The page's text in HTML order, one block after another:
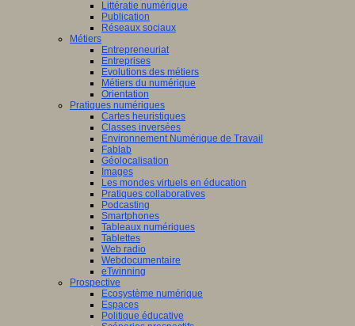
Littératie numérique
Publication
Réseaux sociaux
Métiers
Entrepreneuriat
Entreprises
Evolutions des métiers
Métiers du numérique
Orientation
Pratiques numériques
Cartes heuristiques
Classes inversées
Environnement Numérique de Travail
Fablab
Géolocalisation
Images
Les mondes virtuels en éducation
Pratiques collaboratives
Podcasting
Smartphones
Tableaux numériques
Tablettes
Web radio
Webdocumentaire
eTwinning
Prospective
Ecosystème numérique
Espaces
Politique éducative